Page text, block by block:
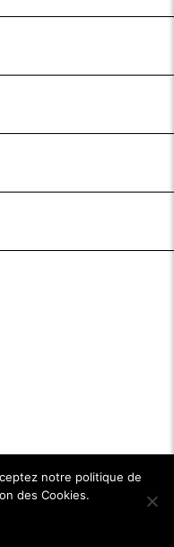
notre politique de
des Cookies.